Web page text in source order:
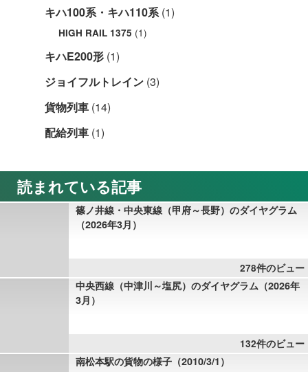
キハ100系・キハ110系 (1)
HIGH RAIL 1375 (1)
キハE200形 (1)
ジョイフルトレイン (3)
貨物列車 (14)
配給列車 (1)
読まれている記事
篠ノ井線・中央東線（甲府～長野）のダイヤグラム
（2026年3月）
278件のビュー
中央西線（中津川～塩尻）のダイヤグラム（2026年
3月）
132件のビュー
南松本駅の貨物の様子（2010/3/1）